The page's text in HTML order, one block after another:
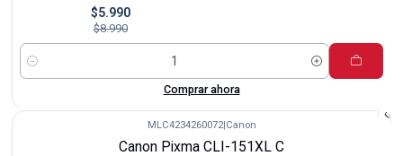
$5.990
$8.990
Cantidad
Comprar ahora
MLC4234260072| Canon
Canon Pixma CLI-151XL C